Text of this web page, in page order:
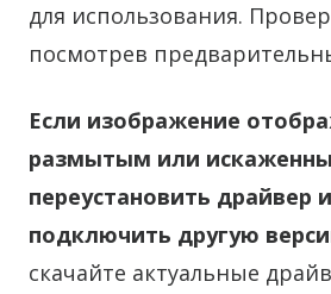
для использования.
посмотрев
Если изображение
размытым или
переустановить драйвер
подключить другую
скачайте актуальные